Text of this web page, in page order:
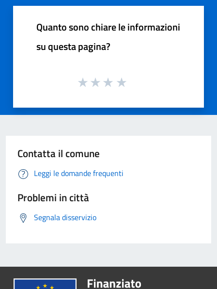
Quanto sono chiare le informazioni
su questa pagina?
Contatta il comune
Leggi le domande frequenti
Problemi in città
Segnala disservizio